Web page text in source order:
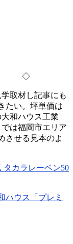
◇
取材し記事にも
たい。坪単価は
和ハウス工業
は福岡市エリア
させる見本のよ
タカラレーベン50
ハウス「プレミ